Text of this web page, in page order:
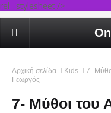
rel='stylesheet'/>
Αρχική σελίδα Kids
7-
Γεωργός
7- Mύθοι του